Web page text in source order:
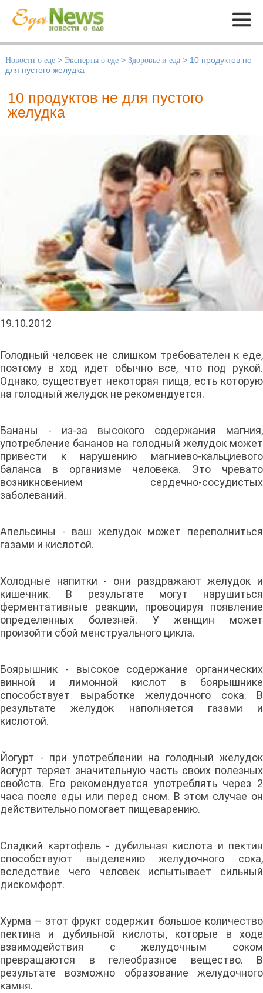
Меню
Новости о еде > Эксперты о еде > Здоровье и еда > 10 продуктов не
для пустого желудка
10 продуктов не для пустого
желудка
19.10.2012
Голодный человек не слишком требователен к еде,
поэтому в ход идет обычно все, что под рукой.
Однако, существует некоторая пища, есть которую
на голодный желудок не рекомендуется.
Бананы - из-за высокого содержания магния,
употребление бананов на голодный желудок может
привести к нарушению магниево-кальциевого
баланса в организме человека. Это чревато
возникновением сердечно-сосудистых
заболеваний.
Апельсины - ваш желудок может переполниться
газами и кислотой.
Холодные напитки - они раздражают желудок и
кишечник. В результате могут нарушиться
ферментативные реакции, провоцируя появление
определенных болезней. У женщин может
произойти сбой менструального цикла.
Боярышник - высокое содержание органических
винной и лимонной кислот в боярышнике
способствует выработке желудочного сока. В
результате желудок наполняется газами и
кислотой.
Йогурт - при употреблении на голодный желудок
йогурт теряет значительную часть своих полезных
свойств. Его рекомендуется употреблять через 2
часа после еды или перед сном. В этом случае он
действительно помогает пищеварению.
Сладкий картофель - дубильная кислота и пектин
способствуют выделению желудочного сока,
вследствие чего человек испытывает сильный
дискомфорт.
Хурма – этот фрукт содержит большое количество
пектина и дубильной кислоты, которые в ходе
взаимодействия с желудочным соком
превращаются в гелеобразное вещество. В
результате возможно образование желудочного
камня.